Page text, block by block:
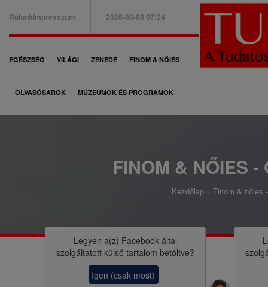
B
a
e
n
RólunkImpresszum 2026-08-08 07:24
F
ő
i
EGÉSZSÉG VILÁGI ZENEDE FINOM & NŐIES
OLVASÓSAROK MÚZEUMOK ÉS PROGRAMOK
FINOM & NŐIES -
o
Kezdőlap Finom & nőies
Legyen a(z) Facebook által
szolgáltatott külső tartalom betöltve?
Igen (csak most)